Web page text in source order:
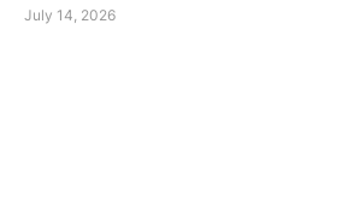
July 14, 2026